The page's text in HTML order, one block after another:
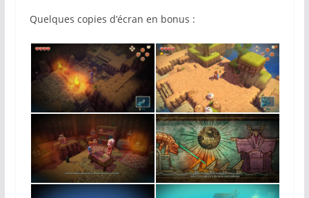
Quelques copies d’écran en bonus :